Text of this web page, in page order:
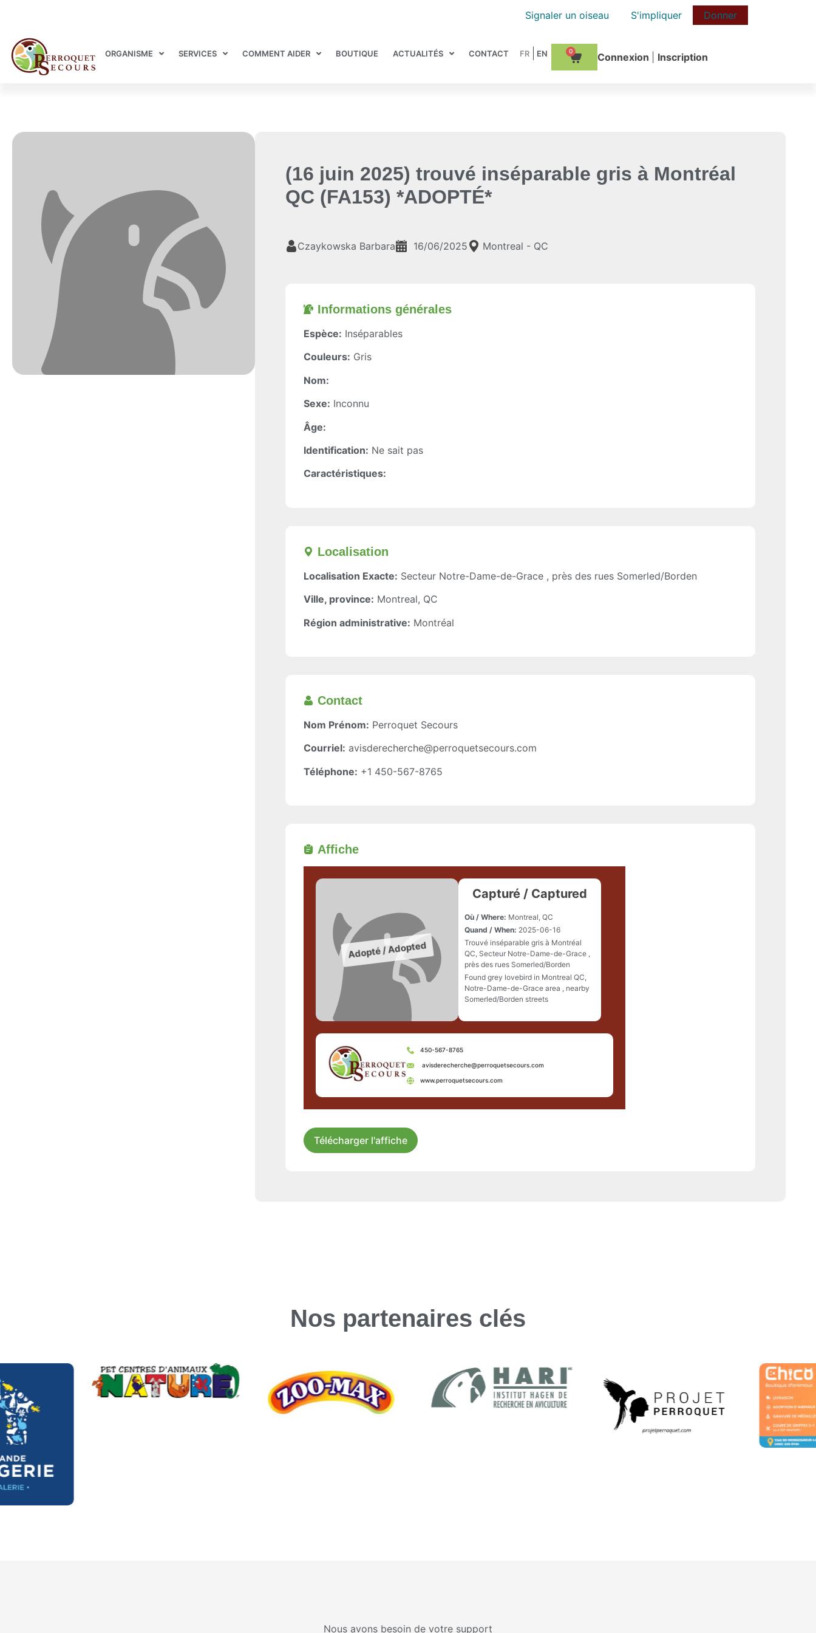
Signaler un oiseau S'impliquer Donner
ORGANISME SERVICES COMMENT AIDER BOUTIQUE ACTUALITÉS CONTACT 0 Сonnexion Inscription
(16 juin 2025) trouvé inséparable gris à Montréal
QC (FA153) *ADOPTÉ*
Czaykowska Barbara 16/06/2025 Montreal - QC
Informations générales​
Espèce: Inséparables
Couleurs: Gris
Nom:
Sexe: Inconnu
Âge:
Identification: Ne sait pas
Caractéristiques:
Localisation​
Localisation Exacte: Secteur Notre-Dame-de-Grace , près des rues Somerled/Borden
Ville, province: Montreal, QC
Région administrative: Montréal
Contact
Nom Prénom: Perroquet Secours
Courriel: avisderecherche@perroquetsecours.com
Téléphone: +1 450-567-8765
Affiche
Capturé / Captured
Où / Where: Montreal, QC
Quand / When: 2025-06-16
Trouvé inséparable gris à Montréal
QC, Secteur Notre-Dame-de-Grace ,
près des rues Somerled/Borden
Found grey lovebird in Montreal QC,
Notre-Dame-de-Grace area , nearby
Somerled/Borden streets
450-567-8765
avisderecherche@perroquetsecours.com
www.perroquetsecours.com
Télécharger l'affiche
Nos partenaires clés
Nous avons besoin de votre support